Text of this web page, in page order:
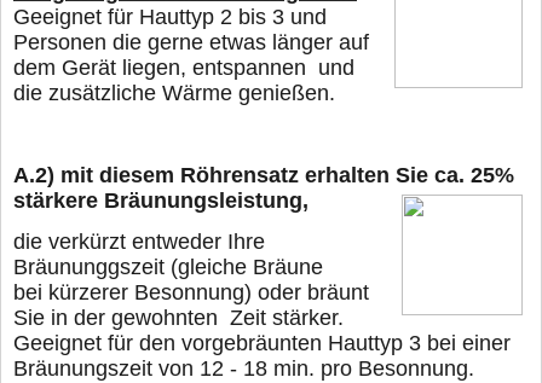
Geeignet für Hauttyp 2 bis 3 und
Personen die gerne etwas länger auf
dem Gerät liegen, entspannen und
die zusätzliche Wärme genießen.
A.2) mit diesem Röhrensatz erhalten Sie ca. 25%
stärkere Bräunungsleistung,
die verkürzt entweder Ihre
Bräununggszeit (gleiche Bräune
bei kürzerer Besonnung) oder bräunt
Sie in der gewohnten Zeit stärker.
Geeignet für den vorgebräunten Hauttyp 3 bei einer
Bräunungszeit von 12 - 18 min. pro Besonnung.